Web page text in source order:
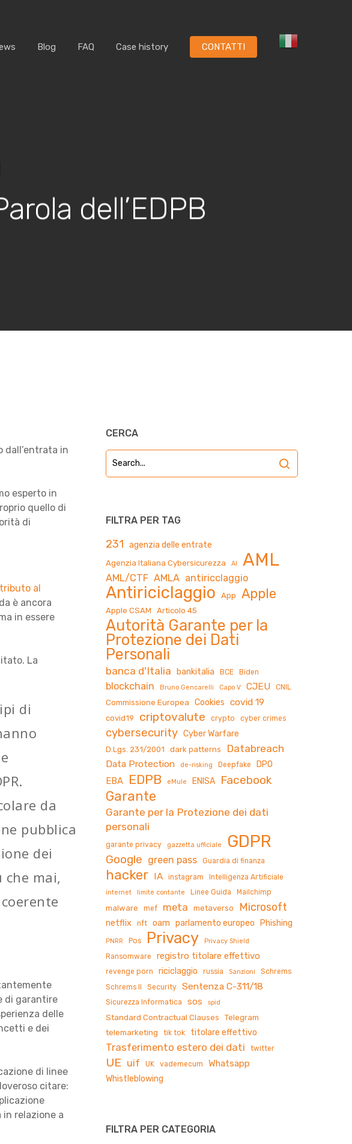
Blog FAQ Case history CONTATTI
dell’EDPB
dall’entrata in
esperto in
quello di
di
al
è ancora
in essere
La
di
da
pubblica
dei
che mai,
di garantire
delle
e dei
di linee
citare:
in relazione a
CERCA
FILTRA PER TAG
231 agenzia delle entrate
Agenzia Italiana Cybersicurezza AI AML
AML/CTF AMLA antiricclaggio
Antiriciclaggio App Apple
Apple CSAM Articolo 45
Autorità Garante per la
Protezione dei Dati
Personali
banca d'Italia bankitalia BCE Biden
blockchain Bruno Gencarelli Capo V CJEU CNIL
Commissione Europea Cookies covid 19
covid19 criptovalute crypto cyber crimes
cybersecurity Cyber Warfare
D.Lgs. 231/2001 dark patterns Databreach
Data Protection de-risking Deepfake DPO
EBA EDPB eMule ENISA Facebook
Garante
Garante per la Protezione dei dati
personali
garante privacy gazzetta ufficiale GDPR
Google green pass Guardia di finanza
hacker IA instagram Intelligenza Artificiale
internet limite contante Linee Guida Mailchimp
malware mef meta metaverso Microsoft
netflix nft oam parlamento europeo Phishing
PNRR Pos Privacy Privacy Shield
Ransomware registro titolare effettivo
revenge porn riciclaggio russia Sanzioni
Schrems
Schrems II
Security Sentenza C-311/18
Sicurezza Informatica sos spid
Standard Contractual Clauses
Telegram
telemarketing
tik tok titolare effettivo
Trasferimento estero dei dati twitter
UE uif UK vademecum Whatsapp
Whistleblowing
FILTRA PER CATEGORIA